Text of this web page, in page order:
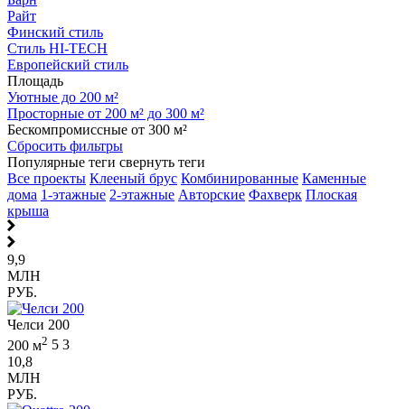
Райт
Финский стиль
Стиль HI-TECH
Европейский стиль
Площадь
Уютные до 200 м²
Просторные от 200 м² до 300 м²
Бескомпромиссные от 300 м²
Сбросить фильтры
Популярные теги свернуть теги
Все проекты Клееный брус Комбинированные Каменные
дома 1-этажные 2-этажные Авторские Фахверк Плоская
крыша
9,9
МЛН
РУБ.
Челси 200
200 м2 5 3
10,8
МЛН
РУБ.